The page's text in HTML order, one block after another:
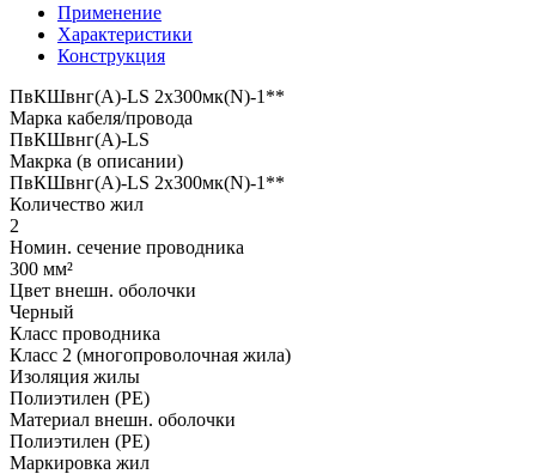
Применение
Характеристики
Конструкция
ПвКШвнг(A)-LS 2x300мк(N)-1**
Марка кабеля/провода
ПвКШвнг(A)-LS
Макрка (в описании)
ПвКШвнг(A)-LS 2x300мк(N)-1**
Количество жил
2
Номин. сечение проводника
300 мм²
Цвет внешн. оболочки
Черный
Класс проводника
Класс 2 (многопроволочная жила)
Изоляция жилы
Полиэтилен (PE)
Материал внешн. оболочки
Полиэтилен (PE)
Маркировка жил